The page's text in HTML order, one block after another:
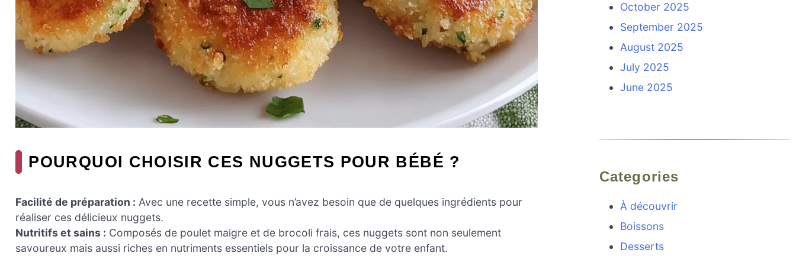
POURQUOI CHOISIR CES NUGGETS POUR BÉBÉ ?
Facilité de préparation : Avec une recette simple, vous n’avez besoin que de quelques ingrédients pour
réaliser ces délicieux nuggets.
Nutritifs et sains : Composés de poulet maigre et de brocoli frais, ces nuggets sont non seulement
savoureux mais aussi riches en nutriments essentiels pour la croissance de votre enfant.
October 2025
September 2025
August 2025
July 2025
June 2025
Categories
À découvrir
Boissons
Desserts